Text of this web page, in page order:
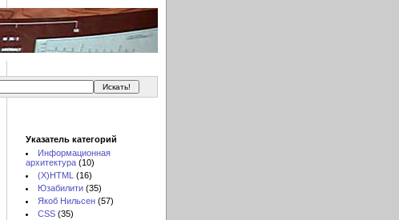
Указатель категорий
Информационная
архитектура (10)
(X)HTML
(16)
Юзабилити (35)
Якоб Нильсен (57)
CSS (35)